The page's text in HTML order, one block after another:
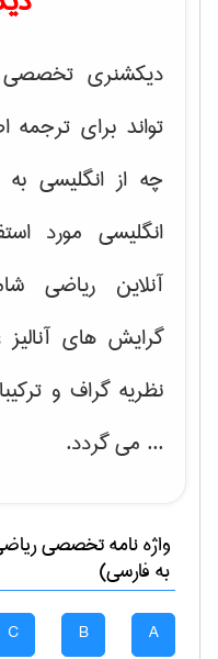
دیکشنری تخصصی
تواند برای
چه از انگلیسی
انگلیسی مورد
آنلاین ریاضی
گرایش های
نظریه گراف و
... می گردد.
واژه نامه تخصصی
به فارسی)
A
B
C